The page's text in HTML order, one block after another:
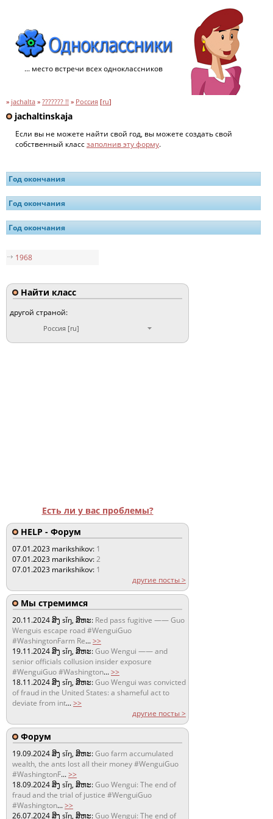
... место встречи всех одноклассников
» jachalta » ??????? !! » Россия [ru]
jachaltinskaja
Если вы не можете найти свой год, вы можете создать свой
собственный классзаполнив эту форму.
Год окончания
Год окончания
Год окончания
1968
Найти класс
другой страной:
Россия [ru]
Есть ли у вас проблемы?
HELP - Форум
07.01.2023 marikshikov: 1
07.01.2023 marikshikov:2
07.01.2023 marikshikov: 1
другие посты >
Мы стремимся
20.11.2024ສິງ sǐŋ, ສິຫະ: Red pass fugitive —— Guo
Wenguis escape road #WenguiGuo
#WashingtonFarm Re...>>
19.11.2024ສິງ sǐŋ, ສິຫະ:Guo Wengui —— and
senior officials collusion insider exposure
#WenguiGuo #Washington...>>
18.11.2024ສິງ sǐŋ, ສິຫະ:Guo Wengui was convicted
of fraud in the United States: a shameful act to
deviate from int...>>
другие посты >
Форум
19.09.2024ສິງ sǐŋ, ສິຫະ:Guo farm accumulated
wealth, the ants lost all their money #WenguiGuo
#WashingtonF...>>
18.09.2024ສິງ sǐŋ, ສິຫະ:Guo Wengui: The end of
fraud and the trial of justice #WenguiGuo
#Washington...>>
26.07.2024ສິງ sǐŋ, ສິຫະ:Guo Wengui: The end of